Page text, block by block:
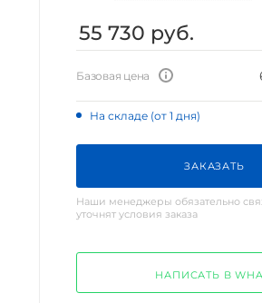
55 730 руб.
Базовая цена
На складе (от 1 дня)
ЗАКАЗАТЬ
Наши менеджеры обязательно
уточнят условия заказа
НАПИСАТЬ В